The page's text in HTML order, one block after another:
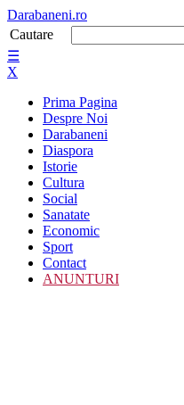
Darabaneni.ro
Cautare
☰
X
Prima Pagina
Despre Noi
Darabaneni
Diaspora
Istorie
Cultura
Social
Sanatate
Economic
Sport
Contact
ANUNTURI